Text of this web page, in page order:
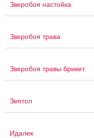
Зверобоя настойка
Зверобоя трава
Зверобоя травы брикет
Зептол
Идалек